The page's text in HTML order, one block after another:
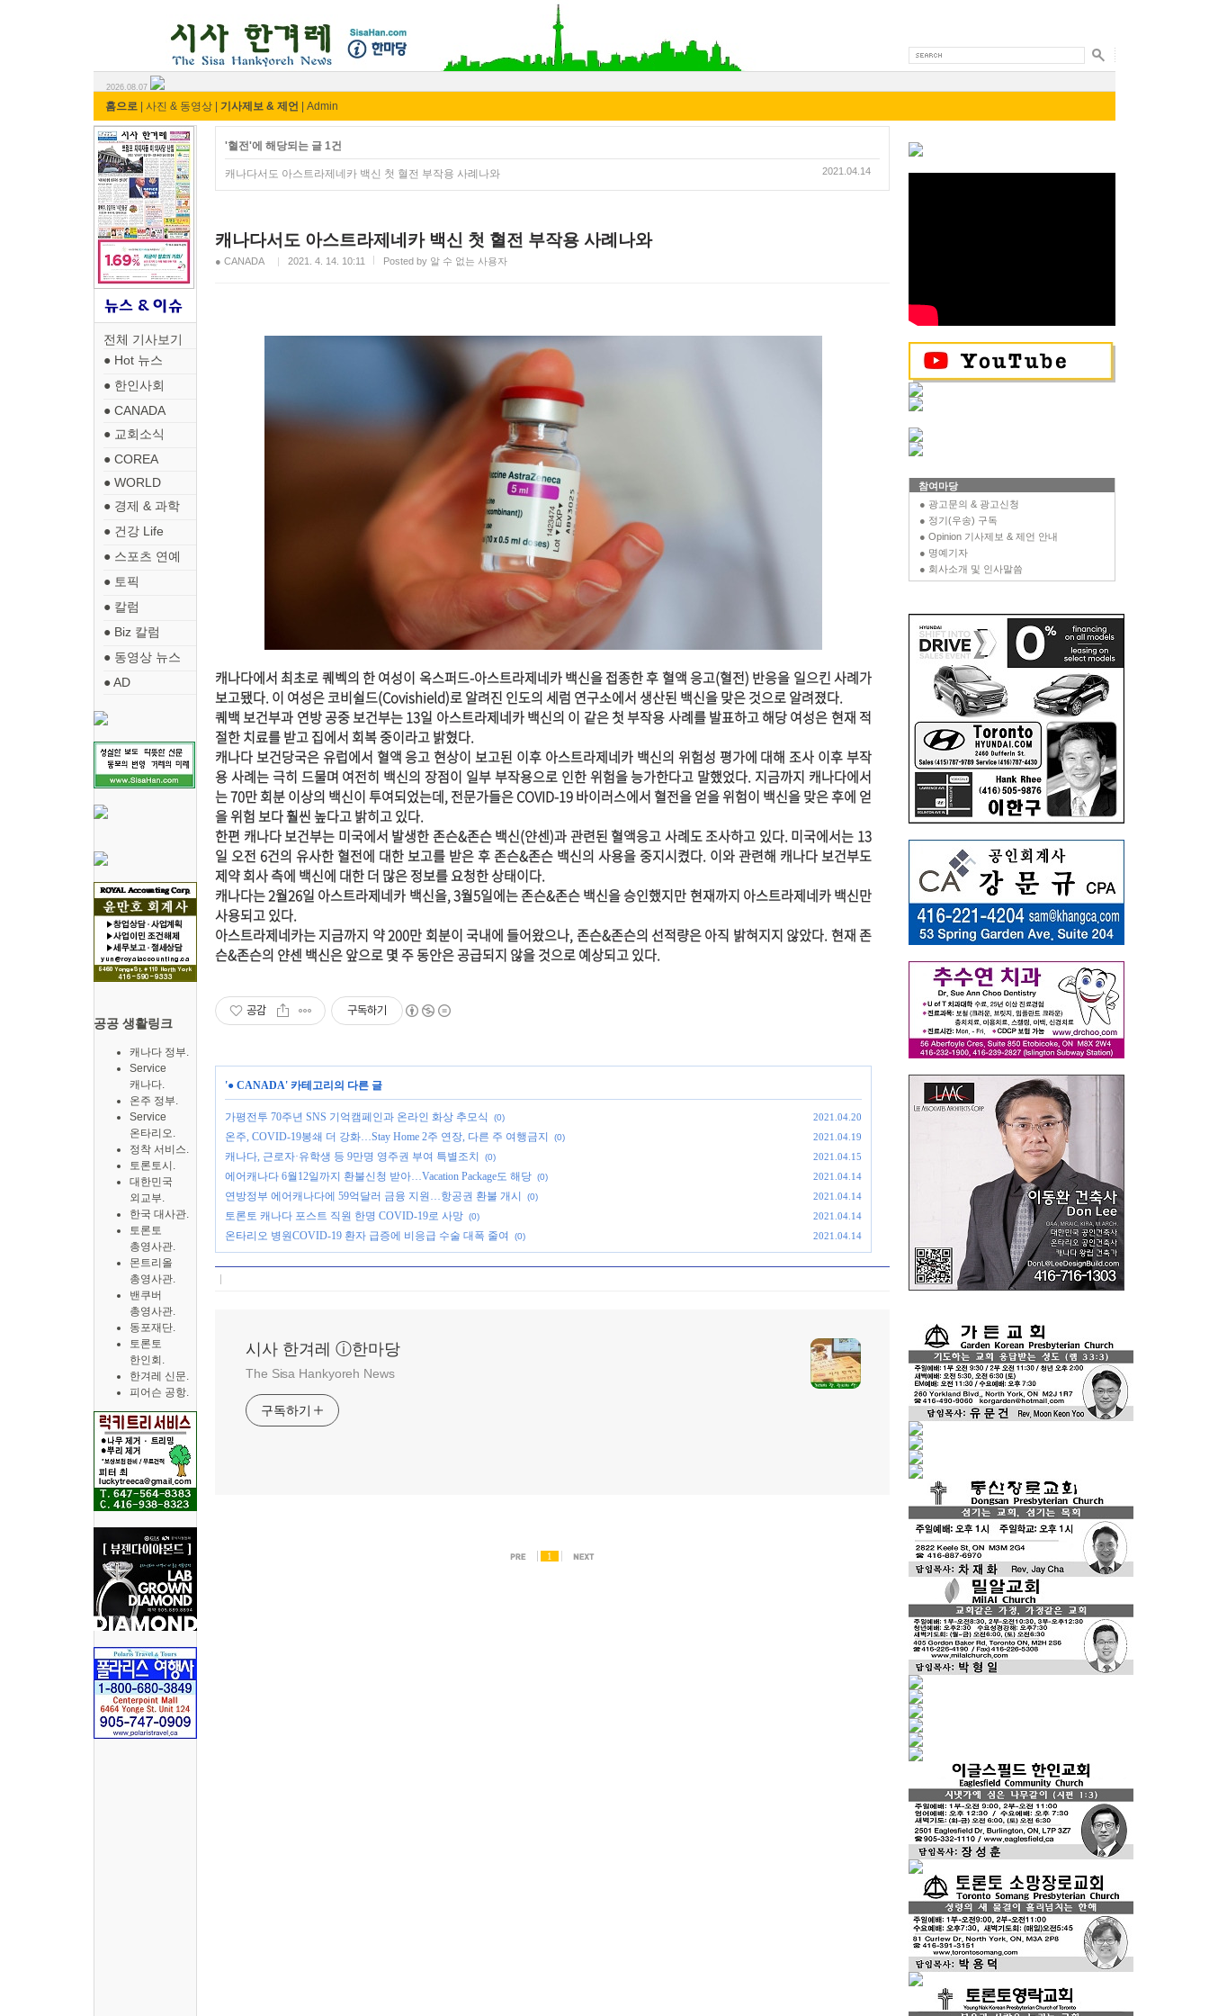
2026.08.07
홈으로 사진 & 동영상 기사제보 & 제언 Admin
전체 기사보기
● Hot 뉴스
● 한인사회
● CANADA
● 교회소식
● COREA
● WORLD
● 경제 & 과학
● 건강 Life
● 스포츠 연예
● 토픽
● 칼럼
● Biz 칼럼
● 동영상 뉴스
● AD
공공 생활링크
캐나다 정부.
Service
캐나다.
온주 정부.
Service
온타리오.
정착 서비스.
토론토시.
대한민국
외교부.
한국 대사관.
토론토
총영사관.
몬트리올
총영사관.
밴쿠버
총영사관.
동포재단.
토론토
한인회.
한겨레 신문.
피어슨 공항.
'혈전'에 해당되는 글 1건
2021.04.14
캐나다서도 아스트라제네카 백신 첫 혈전 부작용 사례나와
캐나다서도 아스트라제네카 백신 첫 혈전 부작용 사례나와
● CANADA 2021. 4. 14. 10:11 Posted by 알 수 없는 사용자
캐나다에서 최초로 퀘벡의 한 여성이 옥스퍼드-아스트라제네카 백신을 접종한 후 혈액 응고(혈전) 반응을 일으킨 사례가
보고됐다. 이 여성은 코비쉴드(Covishield)로 알려진 인도의 세럼 연구소에서 생산된 백신을 맞은 것으로 알려졌다.
퀘백 보건부과 연방 공중 보건부는 13일 아스트라제네카 백신의 이 같은 첫 부작용 사례를 발표하고 해당 여성은 현재 적
절한 치료를 받고 집에서 회복 중이라고 밝혔다.
캐나다 보건당국은 유럽에서 혈액 응고 현상이 보고된 이후 아스트라제네카 백신의 위험성 평가에 대해 조사 이후 부작
용 사례는 극히 드물며 여전히 백신의 장점이 일부 부작용으로 인한 위험을 능가한다고 말했었다. 지금까지 캐나다에서
는 70만 회분 이상의 백신이 투여되었는데, 전문가들은 COVID-19 바이러스에서 혈전을 얻을 위험이 백신을 맞은 후에 얻
을 위험 보다 훨씬 높다고 밝히고 있다.
한편 캐나다 보건부는 미국에서 발생한 존슨&존슨 백신(얀센)과 관련된 혈액응고 사례도 조사하고 있다. 미국에서는 13
일 오전 6건의 유사한 혈전에 대한 보고를 받은 후 존슨&존슨 백신의 사용을 중지시켰다. 이와 관련해 캐나다 보건부도
제약 회사 측에 백신에 대한 더 많은 정보를 요청한 상태이다.
캐나다는 2월26일 아스트라제네카 백신을, 3월5일에는 존슨&존슨 백신을 승인했지만 현재까지 아스트라제네카 백신만
사용되고 있다.
아스트라제네카는 지금까지 약 200만 회분이 국내에 들어왔으나, 존슨&존슨의 선적량은 아직 밝혀지지 않았다. 현재 존
슨&존슨의 얀센 백신은 앞으로 몇 주 동안은 공급되지 않을 것으로 예상되고 있다.
공감 구독하기
'● CANADA' 카테고리의 다른 글
가평전투 70주년 SNS 기억캠페인과 온라인 화상 추모식 (0) 2021.04.20
온주, COVID-19봉쇄 더 강화…Stay Home 2주 연장, 다른 주 여행금지 (0) 2021.04.19
캐나다, 근로자·유학생 등 9만명 영주권 부여 특별조치 (0) 2021.04.15
에어캐나다 6월12일까지 환불신청 받아…Vacation Package도 해당 (0) 2021.04.14
연방정부 에어캐나다에 59억달러 금융 지원…항공권 환불 개시 (0) 2021.04.14
토론토 캐나다 포스트 직원 한명 COVID-19로 사망 (0) 2021.04.14
온타리오 병원COVID-19 환자 급증에 비응급 수술 대폭 줄여 (0) 2021.04.14
시사 한겨레 ⓘ한마당
The Sisa Hankyoreh News
구독하기
1
참여마당
● 광고문의 & 광고신청
● 정기(우송) 구독
● Opinion 기사제보 & 제언 안내
● 명예기자
● 회사소개 및 인사말씀